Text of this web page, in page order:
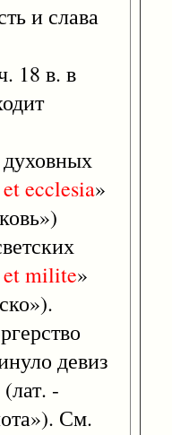
и слава
18 в. в
etecclesia»
etmilite»
девиз
(лат. -
См.